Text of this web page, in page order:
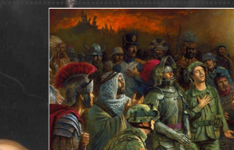
/****************************************************/